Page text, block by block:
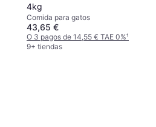
4kg
Comida para gatos
43,65 €
O 3 pagos de 14,55 € TAE 0%¹
9+ tiendas